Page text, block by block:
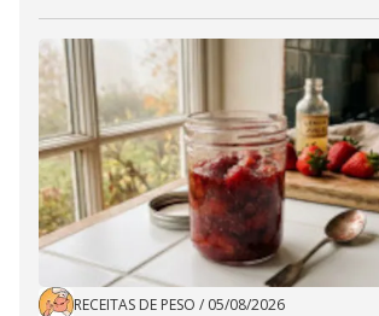
RECEITAS DE PESO / 05/08/2026